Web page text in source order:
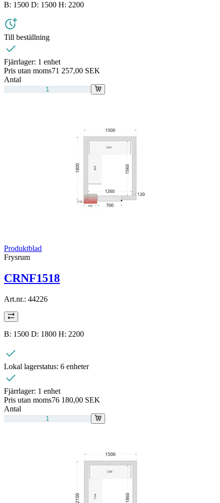
B: 1500 D: 1500 H: 2200
Till beställning
Fjärrlager: 1 enhet
Pris utan moms71 257,00 SEK
Antal
Produktblad
Frysrum
CRNF1518
Art.nr.: 44226
B: 1500 D: 1800 H: 2200
Lokal lagerstatus: 6 enheter
Fjärrlager: 1 enhet
Pris utan moms76 180,00 SEK
Antal